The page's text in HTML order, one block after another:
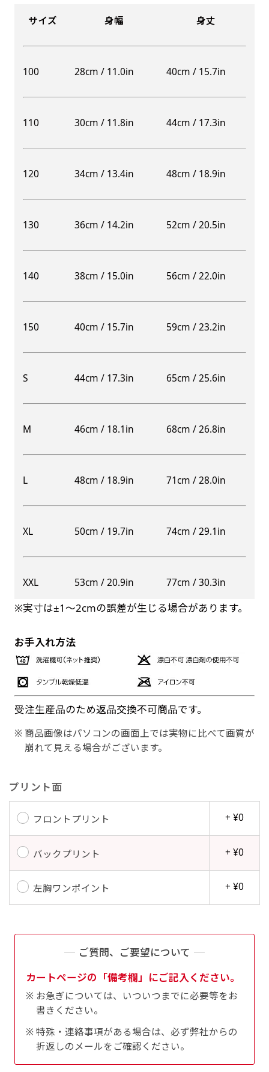
サイズ 身幅 身丈
100 28cm / 11.0in 40cm / 15.7in
110 30cm / 11.8in 44cm / 17.3in
120 34cm / 13.4in 48cm / 18.9in
130 36cm / 14.2in 52cm / 20.5in
140 38cm / 15.0in 56cm / 22.0in
150 40cm / 15.7in 59cm / 23.2in
S 44cm / 17.3in 65cm / 25.6in
M 46cm / 18.1in 68cm / 26.8in
L 48cm / 18.9in 71cm / 28.0in
XL 50cm / 19.7in 74cm / 29.1in
XXL 53cm / 20.9in 77cm / 30.3in
※実寸は±1〜2cmの誤差が生じる場合があります。
お手入れ方法
受注生産品のため返品交換不可商品です。
商品画像はパソコンの画面上では実物に比べて画質が
崩れて見える場合がございます。
プリント面
フロントプリント + ¥0
バックプリント + ¥0
左胸ワンポイント + ¥0
ご質問、ご要望について
カートページの「備考欄」にご記入ください。
お急ぎについては、いついつまでに必要等をお
書きください。
特殊・連絡事項がある場合は、必ず弊社からの
折返しのメールをご確認ください。